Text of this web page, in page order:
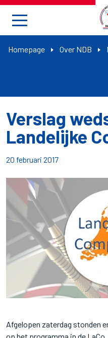
Homepage Over NDB
Verslag
Landelijke
20 februari 2017
Afgelopen zaterdag stonden
op het programma in de